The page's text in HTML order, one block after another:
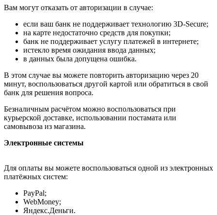
Вам могут отказать от авторизации в случае:
если ваш банк не поддерживает технологию 3D-Secure;
на карте недостаточно средств для покупки;
банк не поддерживает услугу платежей в интернете;
истекло время ожидания ввода данных;
в данных была допущена ошибка.
В этом случае вы можете повторить авторизацию через 20
минут, воспользоваться другой картой или обратиться в свой
банк для решения вопроса.
Безналичным расчётом можно воспользоваться при
курьерской доставке, использовании постамата или
самовывоза из магазина.
Электронные системы
Для оплаты вы можете воспользоваться одной из электронных
платёжных систем:
PayPal;
WebMoney;
Яндекс.Деньги.